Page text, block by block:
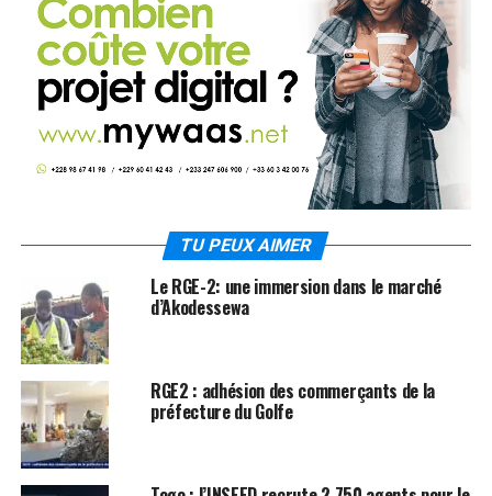
TU PEUX AIMER
Le RGE-2: une immersion dans le marché
d’Akodessewa
RGE2 : adhésion des commerçants de la
préfecture du Golfe